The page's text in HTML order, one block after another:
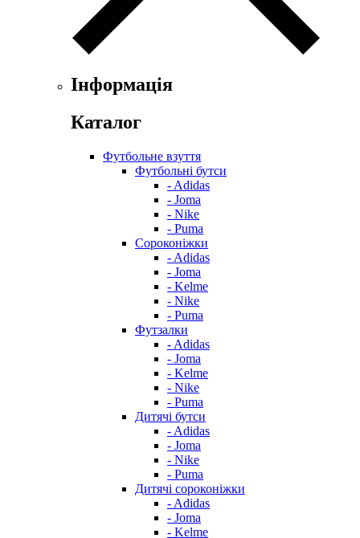
Інформація
Каталог
Футбольне взуття
Футбольні бутси
- Adidas
- Joma
- Nike
- Puma
Сороконіжки
- Adidas
- Joma
- Kelme
- Nike
- Puma
Футзалки
- Adidas
- Joma
- Kelme
- Nike
- Puma
Дитячі бутси
- Adidas
- Joma
- Nike
- Puma
Дитячі сороконіжки
- Adidas
- Joma
- Kelme